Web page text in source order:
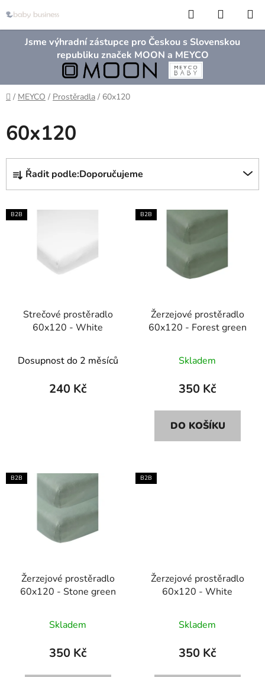
na
obsah
Jsme výhradní zástupce pro Českou s Slovenskou
republiku značek MOON a MEYCO
Hledat
KOŠÍK
Domů
/ MEYCO / Prostěradla / 60x120
60x120
Ř
z
e
n
Řadit podle:Doporučujeme
V
ý
B2B
Strečové prostěradlo
60x120 - White
Dosupnost do 2 měsíců
240 Kč
B2B
Žerzejové prostěradlo
60x120 - Forest green
Skladem
350 Kč
DO KOŠÍKU
B2B
Žerzejové prostěradlo
60x120 - Stone green
Skladem
350 Kč
B2B
Žerzejové prostěradlo
60x120 - White
Skladem
350 Kč